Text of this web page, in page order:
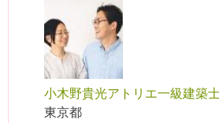
小木野貴光アトリエ一級建築
東京都